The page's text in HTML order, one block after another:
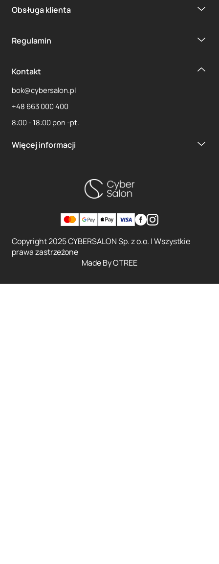
Obsługa klienta
Regulamin
Kontakt
bok@cybersalon.pl
+48 663 000 400
8:00 - 18:00 pon -pt.
Więcej informacji
Copyright 2025 CYBERSALON Sp. z o.o. | Wszystkie
prawa zastrzeżone
Made ByOTREE